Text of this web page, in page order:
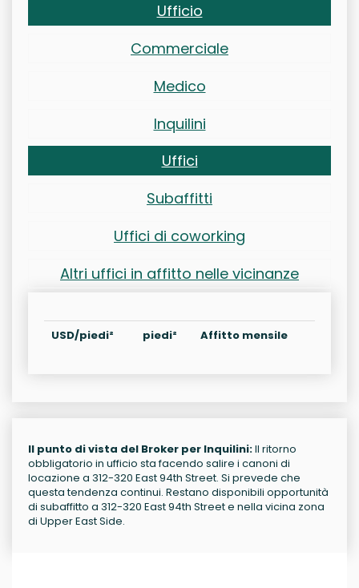
Ufficio
Commerciale
Medico
Inquilini
Uffici
Subaffitti
Uffici di coworking
Altri uffici in affitto nelle vicinanze
USD/piedi² piedi² Affitto mensile
Il punto di vista del Broker per Inquilini:Il ritorno
obbligatorio in ufficio sta facendo salire i canoni di
locazione a 312-320 East 94th Street. Si prevede che
questa tendenza continui. Restano disponibili opportunità
di subaffitto a 312-320 East 94th Street e nella vicina zona
di Upper East Side.